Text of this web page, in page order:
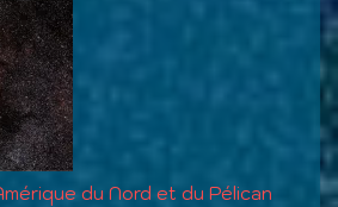
du Nord et du Pélican